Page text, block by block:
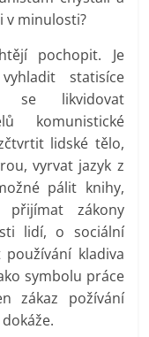
v minulosti?
pochopit. Je
statisíce
se likvidovat
komunistické
lidské tělo,
vyrvat jazyk z
pálit knihy,
zákony
lidí, o sociální
používání kladiva
symbolu práce
zákaz požívání